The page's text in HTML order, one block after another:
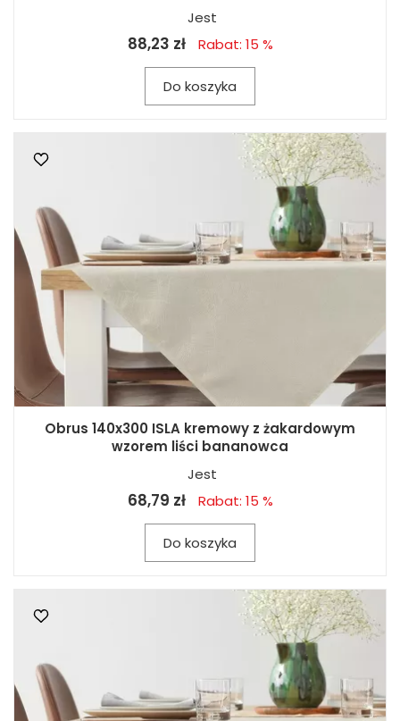
Jest
88,23 zł Rabat: 15 %
Do koszyka
Obrus 140x300 ISLA kremowy z żakardowym
wzorem liści bananowca
Jest
68,79 zł Rabat: 15 %
Do koszyka